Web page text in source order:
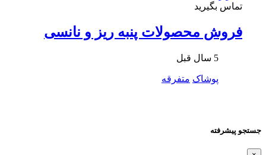
تماس بگیرید
فروش محصولات پنبه ریز و نانسی
5 سال قبل
پوشاک متفرقه
جستجو پیشرفته